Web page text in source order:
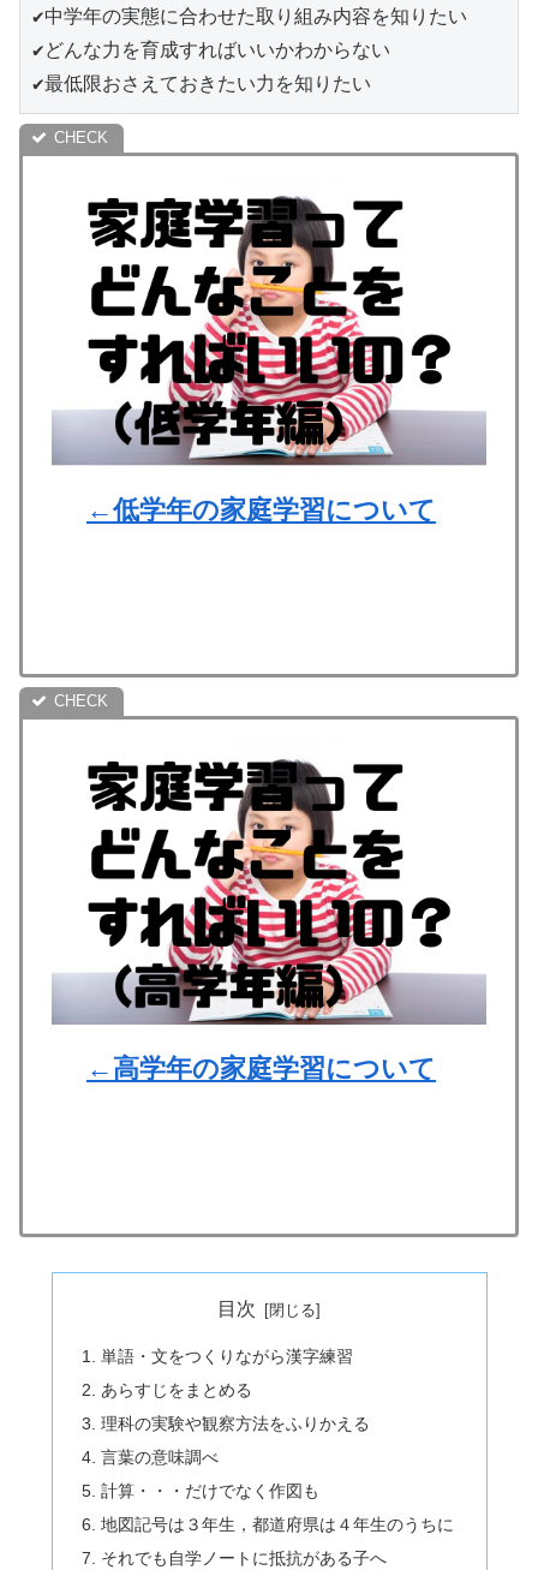
✔中学年の実態に合わせた取り組み内容を知りたい
✔どんな力を育成すればいいかわからない
✔最低限おさえておきたい力を知りたい
←低学年の家庭学習について
←高学年の家庭学習について
目次
単語・文をつくりながら漢字練習
あらすじをまとめる
理科の実験や観察方法をふりかえる
言葉の意味調べ
計算・・・だけでなく作図も
地図記号は３年生，都道府県は４年生のうちに
それでも自学ノートに抵抗がある子へ